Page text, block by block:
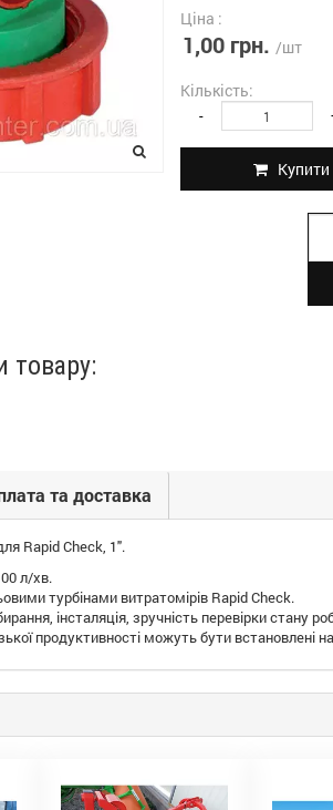
Ціна :
1,00 грн. /шт
Кількість:
-
Купити
товару:
та доставка
Rapid Check, 1".
л/хв.
турбінами витратомірів Rapid Check.
інсталяція, зручність перевірки стану
продуктивності можуть бути встановлені